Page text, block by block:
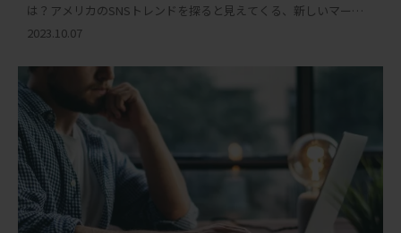
は？アメリカのSNSトレンドを探ると見えてくる、新しいマーケ
ティングの方向性。 はじめに イーロン・マスクによるXの買収と
2023.10.07